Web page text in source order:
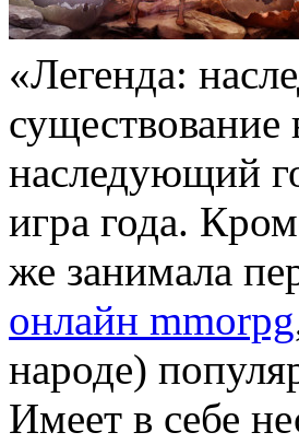
«Легенда:
существование
наследующий
игра года.
же занимала
онлайн mmorpg
народе)
Имеет в себе